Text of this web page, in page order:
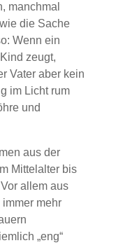
manchmal
die Sache
Wenn ein
zeugt,
Vater aber kein
im Licht rum
und
aus der
Mittelalter bis
allem aus
mehr
„eng“